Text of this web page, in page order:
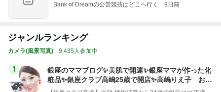
Bank of Dreamの公営競技はどこへ行く 9日前
ジャンルランキング
カメラ(風景写真) 9,435人参加中
1
銀座のママブログ✨美肌で開運✨銀座ママが作った化
粧品✨銀座クラブ高嶋25歳で開店✨高嶋りえ子 お着
物でエルメス バーキン コーデ